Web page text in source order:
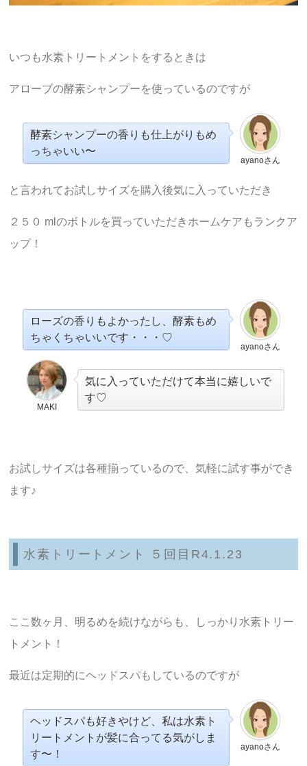
いつも水素トリートメントをするときは
アローブの酵素シャンプーを使っているのですが
ayanoさん
酵素シャンプーの香りも仕上がりもめ
っちゃいい〜
と言われてお試しサイズを購入後気に入っていただき
２５０ mlのボトルを買っていただきホームケアもランクア
ップ！
ayanoさん
ローズの香りもよかったし、酵素もめ
ちゃくちゃいいです・・・♡
MAKI
気に入っていただけて本当に嬉しいで
す♡
お試しサイズは各種揃っているので、気軽に試す事ができ
ます♪
水素トリートメント ５回目R4.1.23
ここ数ヶ月、明るめを続けながらも、しっかり水素トリー
トメント！
最近は定期的にヘッドスパもしているのですが
ayanoさん
ヘッドスパも好きやけど、私は水素ト
リートメントが髪に合ってる気がしま
す〜！